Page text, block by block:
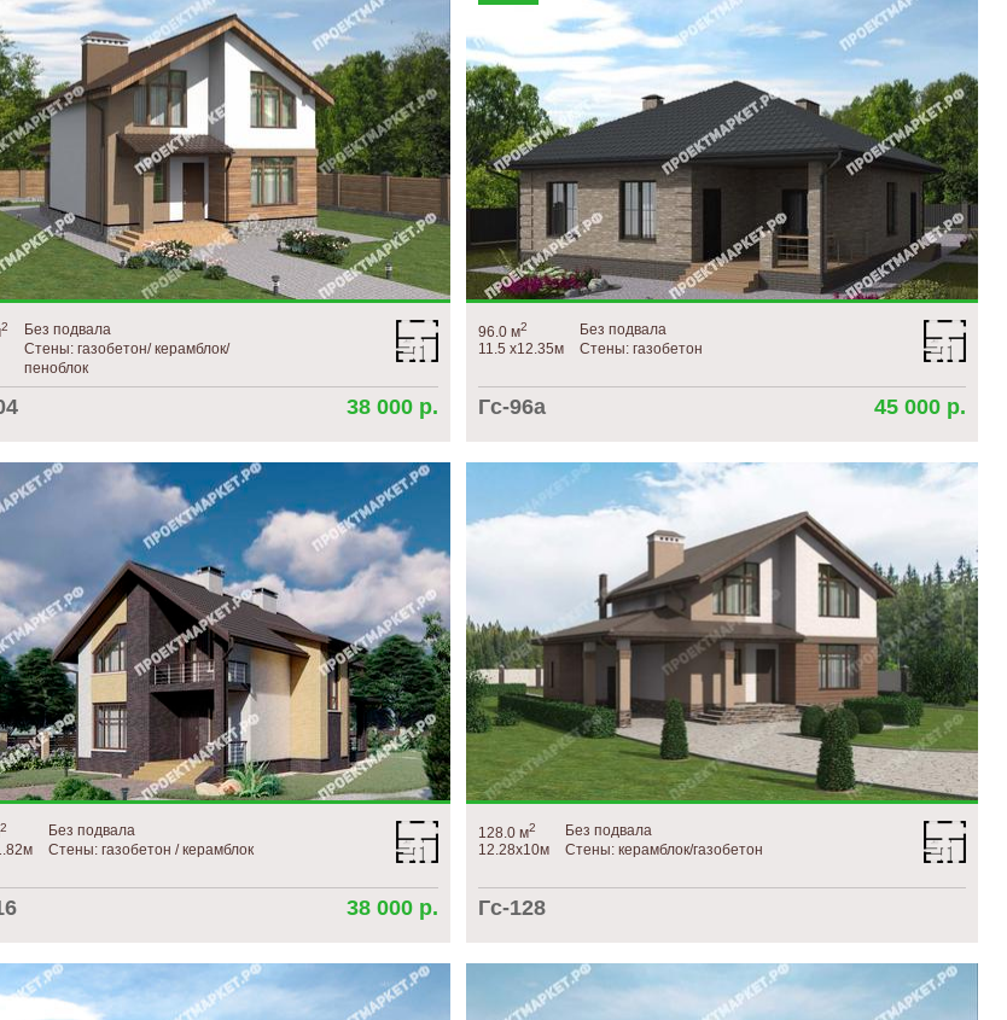
2
Без подвала
Стены: газобетон/ керамблок/
пеноблок
38 000 р.
96.0 м2
11.5 х12.35м
Без подвала
Стены: газобетон
Гс-96а 45 000 р.
2
Без подвала
Стены: газобетон / керамблок
38 000 р.
128.0 м2
12.28х10м
Без подвала
Стены: керамблок/газобетон
Гс-128